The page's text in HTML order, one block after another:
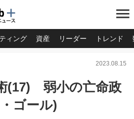
menu
ィング 資産 リーダー トレンド
2023.08.15
(17) 弱小の亡命政
ゴール)